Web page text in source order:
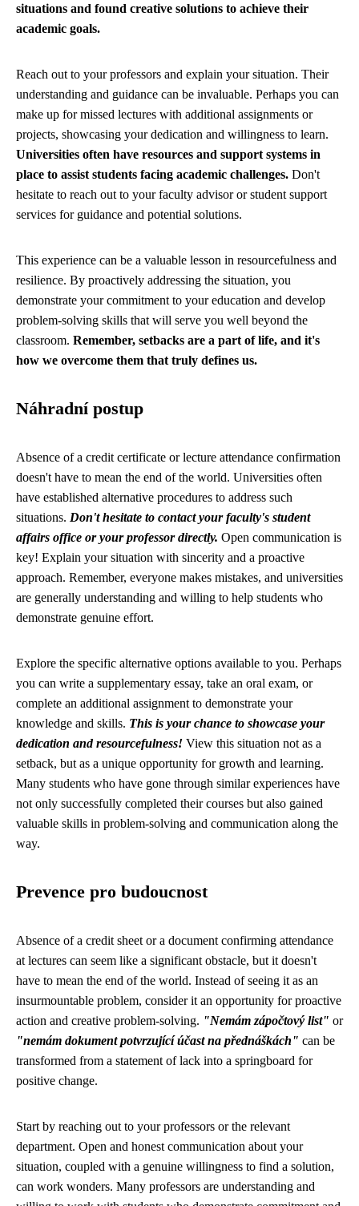
situations and found creative solutions to achieve their
academic goals.
Reach out to your professors and explain your situation. Their
understanding and guidance can be invaluable. Perhaps you can
make up for missed lectures with additional assignments or
projects, showcasing your dedication and willingness to learn.
Universities often have resources and support systems in
place to assist students facing academic challenges. Don't
hesitate to reach out to your faculty advisor or student support
services for guidance and potential solutions.
This experience can be a valuable lesson in resourcefulness and
resilience. By proactively addressing the situation, you
demonstrate your commitment to your education and develop
problem-solving skills that will serve you well beyond the
classroom. Remember, setbacks are a part of life, and it's
how we overcome them that truly defines us.
Náhradní postup
Absence of a credit certificate or lecture attendance confirmation
doesn't have to mean the end of the world. Universities often
have established alternative procedures to address such
situations. Don't hesitate to contact your faculty's student
affairs office or your professor directly. Open communication is
key! Explain your situation with sincerity and a proactive
approach. Remember, everyone makes mistakes, and universities
are generally understanding and willing to help students who
demonstrate genuine effort.
Explore the specific alternative options available to you. Perhaps
you can write a supplementary essay, take an oral exam, or
complete an additional assignment to demonstrate your
knowledge and skills. This is your chance to showcase your
dedication and resourcefulness! View this situation not as a
setback, but as a unique opportunity for growth and learning.
Many students who have gone through similar experiences have
not only successfully completed their courses but also gained
valuable skills in problem-solving and communication along the
way.
Prevence pro budoucnost
Absence of a credit sheet or a document confirming attendance
at lectures can seem like a significant obstacle, but it doesn't
have to mean the end of the world. Instead of seeing it as an
insurmountable problem, consider it an opportunity for proactive
action and creative problem-solving. "Nemám zápočtový list" or
"nemám dokument potvrzující účast na přednáškách" can be
transformed from a statement of lack into a springboard for
positive change.
Start by reaching out to your professors or the relevant
department. Open and honest communication about your
situation, coupled with a genuine willingness to find a solution,
can work wonders. Many professors are understanding and